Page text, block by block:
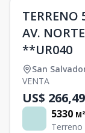
TERRENO
AV.
**UR040
San
VENTA
US$
5330 M²
Terreno